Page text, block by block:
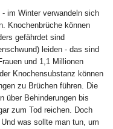
im Winter verwandeln sich
Knochenbrüche können
gefährdet sind
leiden - das sind
und 1,1 Millionen
Knochensubstanz können
zu Brüchen führen. Die
über Behinderungen bis
zum Tod reichen. Doch
was sollte man tun, um